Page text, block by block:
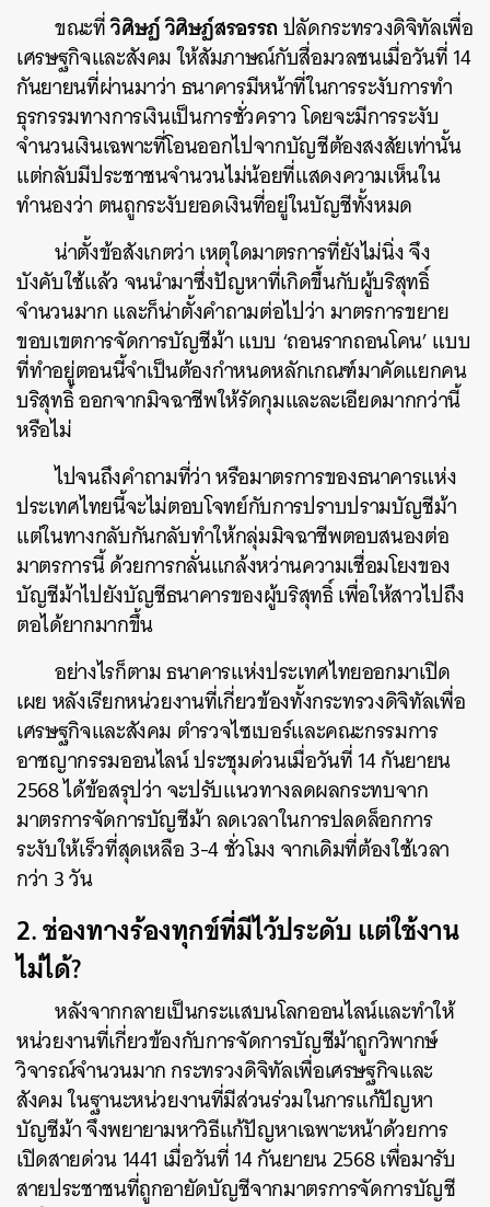
ขณะที่วิศิษฏ์ วิศิษฏ์สรอรรถปลัดกระทรวงดิจิทัลเพื่อ
เศรษฐกิจและสังคม ให้สัมภาษณ์กับสื่อมวลชนเมื่อวันที่ 14
กันยายนที่ผ่านมาว่า ธนาคารมีหน้าที่ในการระงับการทำ
ธุรกรรมทางการเงินเป็นการชั่วคราว โดยจะมีการระงับ
จำนวนเงินเฉพาะที่โอนออกไปจากบัญชีต้องสงสัยเท่านั้น
แต่กลับมีประชาชนจำนวนไม่น้อยที่แสดงความเห็นใน
ทำนองว่า ตนถูกระงับยอดเงินที่อยู่ในบัญชีทั้งหมด
น่าตั้งข้อสังเกตว่า เหตุใดมาตรการที่ยังไม่นิ่ง จึง
บังคับใช้แล้ว จนนำมาซึ่งปัญหาที่เกิดขึ้นกับผู้บริสุทธิ์
จำนวนมาก และก็น่าตั้งคำถามต่อไปว่า มาตรการขยาย
ขอบเขตการจัดการบัญชีม้า แบบ ‘ถอนรากถอนโคน’ แบบ
ที่ทำอยู่ตอนนี้จำเป็นต้องกำหนดหลักเกณฑ์มาคัดแยกคน
บริสุทธิ์ ออกจากมิจฉาชีพให้รัดกุมและละเอียดมากกว่านี้
หรือไม่
ไปจนถึงคำถามที่ว่า หรือมาตรการของธนาคารแห่ง
ประเทศไทยนี้จะไม่ตอบโจทย์กับการปราบปรามบัญชีม้า
แต่ในทางกลับกันกลับทำให้กลุ่มมิจฉาชีพตอบสนองต่อ
มาตรการนี้ ด้วยการกลั่นแกล้งหว่านความเชื่อมโยงของ
บัญชีม้าไปยังบัญชีธนาคารของผู้บริสุทธิ์ เพื่อให้สาวไปถึง
ตอได้ยากมากขึ้น
อย่างไรก็ตาม ธนาคารแห่งประเทศไทยออกมาเปิด
เผย หลังเรียกหน่วยงานที่เกี่ยวข้องทั้งกระทรวงดิจิทัลเพื่อ
เศรษฐกิจและสังคม ตำรวจไซเบอร์และคณะกรรมการ
อาชญากรรมออนไลน์ ประชุมด่วนเมื่อวันที่ 14 กันยายน
2568 ได้ข้อสรุปว่า จะปรับแนวทางลดผลกระทบจาก
มาตรการจัดการบัญชีม้า ลดเวลาในการปลดล็อกการ
ระงับให้เร็วที่สุดเหลือ 3-4 ชั่วโมง จากเดิมที่ต้องใช้เวลา
กว่า 3 วัน
2. ช่องทางร้องทุกข์ที่มีไว้ประดับ แต่ใช้งาน
ไม่ได้?
หลังจากกลายเป็นกระแสบนโลกออนไลน์และทำให้
หน่วยงานที่เกี่ยวข้องกับการจัดการบัญชีม้าถูกวิพากษ์
วิจารณ์จำนวนมาก กระทรวงดิจิทัลเพื่อเศรษฐกิจและ
สังคม ในฐานะหน่วยงานที่มีส่วนร่วมในการแก้ปัญหา
บัญชีม้า จึงพยายามหาวิธีแก้ปัญหาเฉพาะหน้าด้วยการ
เปิดสายด่วน 1441 เมื่อวันที่ 14 กันยายน 2568 เพื่อมารับ
สายประชาชนที่ถูกอายัดบัญชีจากมาตรการจัดการบัญชี